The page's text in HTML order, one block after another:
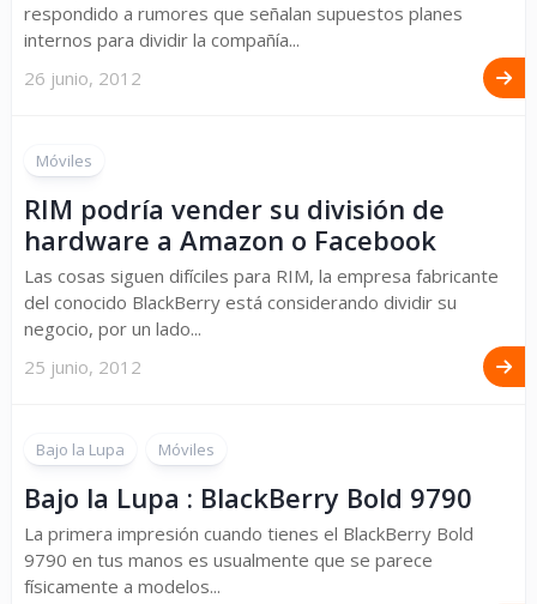
respondido a rumores que señalan supuestos planes
internos para dividir la compañía...
26 junio, 2012
Móviles
RIM podría vender su división de
hardware a Amazon o Facebook
Las cosas siguen difíciles para RIM, la empresa fabricante
del conocido BlackBerry está considerando dividir su
negocio, por un lado...
25 junio, 2012
Bajo la Lupa Móviles
Bajo la Lupa : BlackBerry Bold 9790
La primera impresión cuando tienes el BlackBerry Bold
9790 en tus manos es usualmente que se parece
físicamente a modelos...